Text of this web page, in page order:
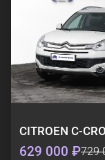
CITROEN C-
629 000 ₽729